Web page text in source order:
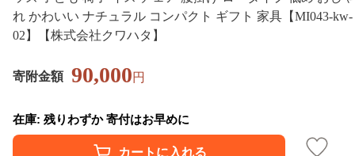
れ かわいい ナチュラル コンパクト ギフト 家具【MI043-kw-
02】【株式会社クワハタ】
寄附金額 90,000円
在庫: 残りわずか 寄付はお早めに